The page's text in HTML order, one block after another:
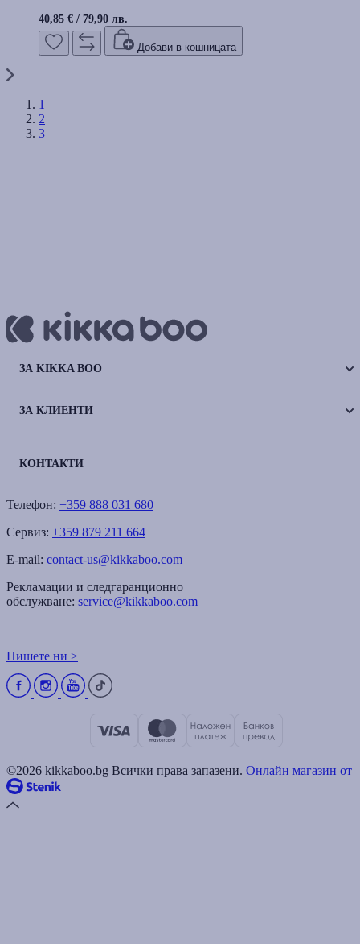
40,85 € / 79,90 лв.
Добави в кошницата
1
2
3
ЗА KIKKA BOO
ЗА КЛИЕНТИ
КОНТАКТИ
Телефон: +359 888 031 680
Сервиз: +359 879 211 664
E-mail: contact-us@kikkaboo.com
Рекламации и следгаранционно
обслужване: service@kikkaboo.com
Пишете ни >
©2026 kikkaboo.bg Всички права запазени. Онлайн магазин от